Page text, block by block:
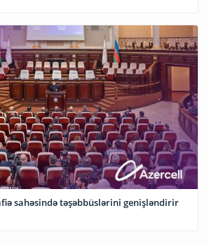
sahəsində təşəbbüslərini genişləndirir